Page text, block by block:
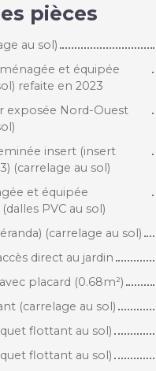
pièces
au sol)
et équipée
refaite en 2023
exposée Nord-Ouest
insert (insert
(carrelage au sol)
et équipée
PVC au sol)
(carrelage au sol)
direct au jardin
placard (0.68m²)
(carrelage au sol)
flottant au sol)
flottant au sol)